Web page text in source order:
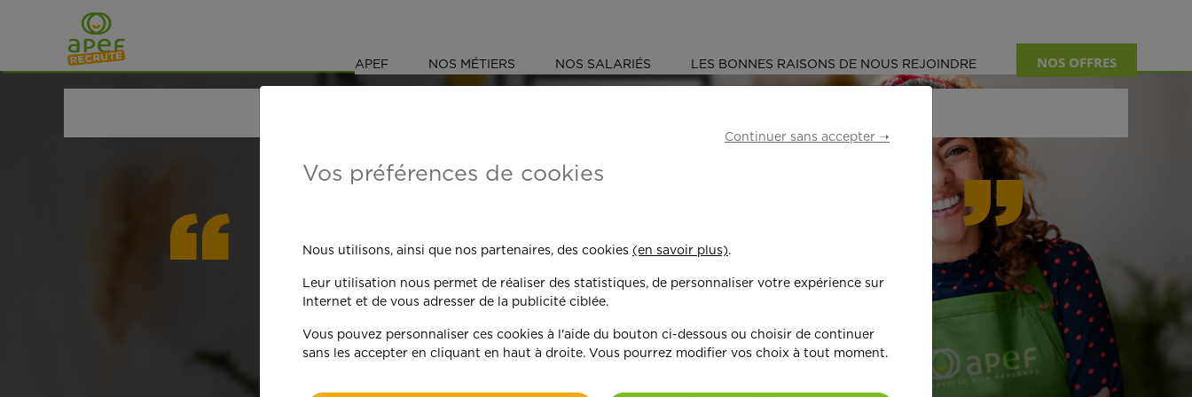
Navigation
Saut au contenu
APEF NOS MÉTIERS NOS SALARIÉS LES BONNES RAISONS DE NOUS REJOINDRE NOS OFFRES
On est toujours plus performant
quand on y met du cœur !
Continuer sans accepter ➝
Vos préférences de cookies
Nous utilisons, ainsi que nos partenaires, des cookies (en savoir plus).
Leur utilisation nous permet de réaliser des statistiques, de personnaliser votre expérience sur
Internet et de vous adresser de la publicité ciblée.
Vous pouvez personnaliser ces cookies à l'aide du bouton ci-dessous ou choisir de continuer
sans les accepter en cliquant en haut à droite. Vous pourrez modifier vos choix à tout moment.